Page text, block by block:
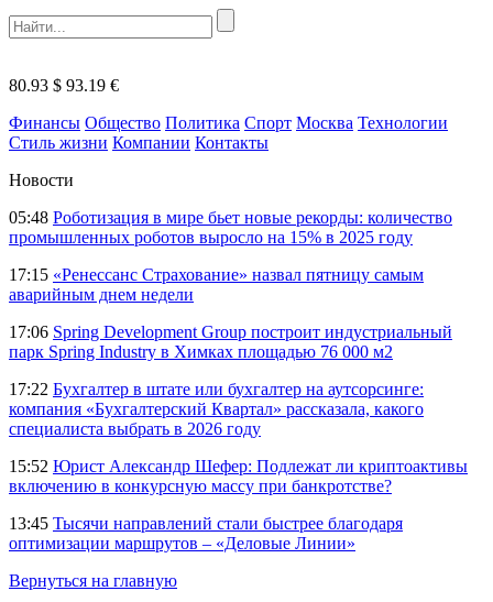
80.93 $ 93.19 €
Финансы Общество Политика Спорт Москва Технологии
Стиль жизни Компании Контакты
Новости
05:48 Роботизация в мире бьет новые рекорды: количество
промышленных роботов выросло на 15% в 2025 году
17:15 «Ренессанс Страхование» назвал пятницу самым
аварийным днем недели
17:06 Spring Development Group построит индустриальный
парк Spring Industry в Химках площадью 76 000 м2
17:22 Бухгалтер в штате или бухгалтер на аутсорсинге:
компания «Бухгалтерский Квартал» рассказала, какого
специалиста выбрать в 2026 году
15:52 Юрист Александр Шефер: Подлежат ли криптоактивы
включению в конкурсную массу при банкротстве?
13:45 Тысячи направлений стали быстрее благодаря
оптимизации маршрутов – «Деловые Линии»
Вернуться на главную